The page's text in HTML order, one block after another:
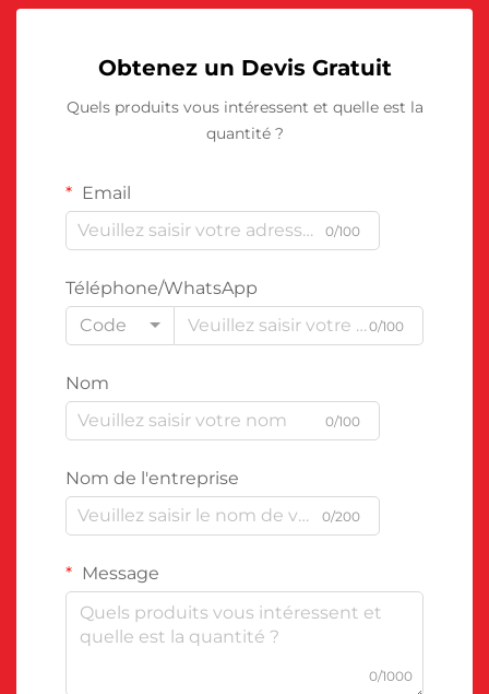
Obtenez un Devis Gratuit
Quels produits vous intéressent et quelle est la
quantité ?
Email
0/100
Téléphone/WhatsApp
Code
0/100
Nom
0/100
Nom de l'entreprise
0/200
Message
0/1000